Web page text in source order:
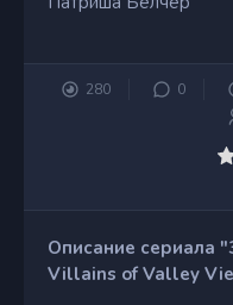
280 0
Описание сериала
Villains of Valley